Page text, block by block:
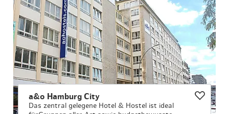
a&o Hamburg City
Das zentral gelegene Hotel & Hostel ist ideal